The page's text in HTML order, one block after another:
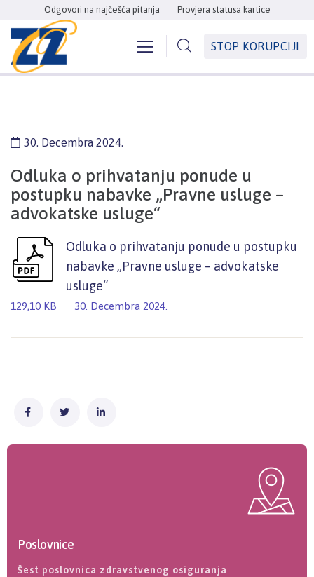
Odgovori na najčešća pitanja Provjera statusa kartice
STOP KORUPCIJI
30. Decembra 2024.
Odluka o prihvatanju ponude u
postupku nabavke „Pravne usluge –
advokatske usluge“
Odluka o prihvatanju ponude u postupku
nabavke „Pravne usluge – advokatske
usluge“
129,10 KB 30. Decembra 2024.
Poslovnice
Šest poslovnica zdravstvenog osiguranja